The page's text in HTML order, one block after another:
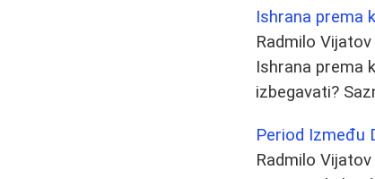
Ishrana prema
Radmilo Vijatov
Ishrana prema
izbegavati?
Period Između
Radmilo Vijatov